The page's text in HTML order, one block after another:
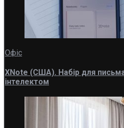
Офіс
XNote (США). Набір для
інтелектом